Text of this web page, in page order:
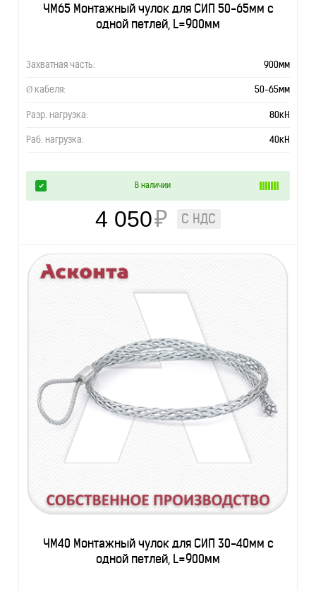
ЧМ65 Монтажный чулок для СИП 50-65мм с
одной петлей, L=900мм
Захватная часть: 900мм
Ø кабеля: 50-65мм
Разр. нагрузка: 80кН
Раб. нагрузка: 40кН
В наличии
4 050₽ С НДС
ЧМ40 Монтажный чулок для СИП 30-40мм с
одной петлей, L=900мм